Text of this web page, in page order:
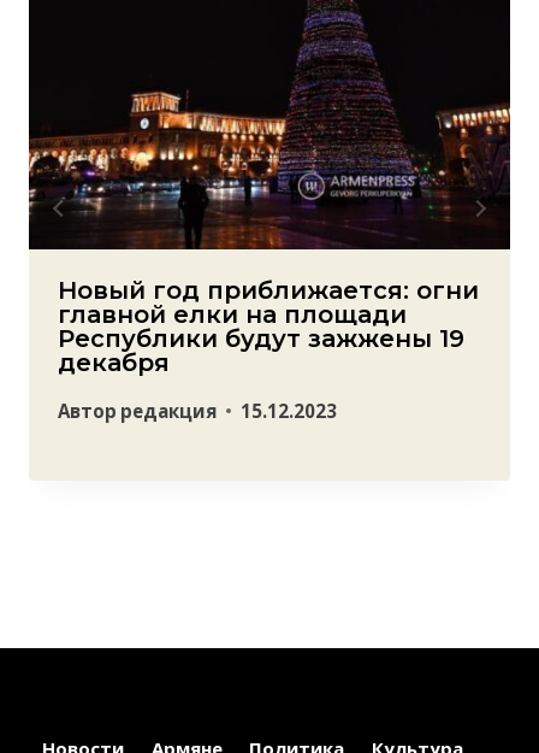
Новый год приближается: огни
главной елки на площади
Республики будут зажжены 19
декабря
Автор редакция 15.12.2023
Новости Армяне Политика Культура